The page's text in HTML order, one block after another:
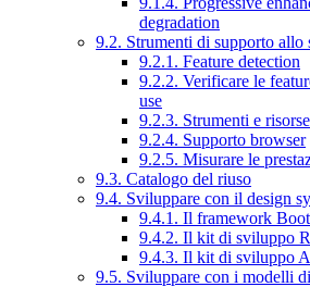
degradation
9.2. Strumenti di supporto
9.2.1. Feature detection
9.2.2. Verificare le
use
9.2.3. Strumenti e
9.2.4. Supporto browser
9.2.5. Misurare le
9.3. Catalogo del riuso
9.4. Sviluppare con il design
9.4.1. Il framework
9.4.2. Il kit di sviluppo
9.4.3. Il kit di sviluppo
9.5. Sviluppare con i modelli